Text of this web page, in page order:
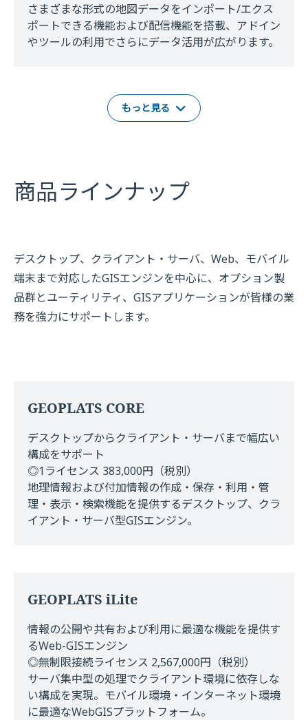
さまざまな形式の地図データをインポート/エクス
ポートできる機能および配信機能を搭載、アドイン
やツールの利用でさらにデータ活用が広がります。
もっと見る
商品ラインナップ
デスクトップ、クライアント・サーバ、Web、モバイル
端末まで対応したGISエンジンを中心に、オプション製
品群とユーティリティ、GISアプリケーションが皆様の業
務を強力にサポートします。
GEOPLATS CORE
デスクトップからクライアント・サーバまで幅広い
構成をサポート
◎1ライセンス 383,000円（税別）
地理情報および付加情報の作成・保存・利用・管
理・表示・検索機能を提供するデスクトップ、クラ
イアント・サーバ型GISエンジン。
GEOPLATS iLite
情報の公開や共有および利用に最適な機能を提供す
るWeb-GISエンジン
◎無制限接続ライセンス 2,567,000円（税別）
サーバ集中型の処理でクライアント環境に依存しな
い構成を実現。モバイル環境・インターネット環境
に最適なWebGISプラットフォーム。